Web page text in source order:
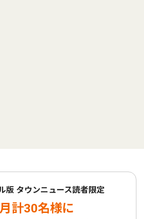
版 タウンニュース読者限定
計30名様に